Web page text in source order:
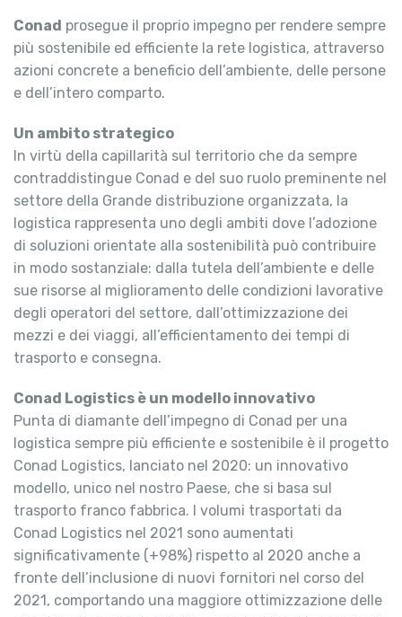
Conad prosegue il proprio impegno per rendere sempre
più sostenibile ed efficiente la rete logistica, attraverso
azioni concrete a beneficio dell’ambiente, delle persone
e dell’intero comparto.
Un ambito strategico
In virtù della capillarità sul territorio che da sempre
contraddistingue Conad e del suo ruolo preminente nel
settore della Grande distribuzione organizzata, la
logistica rappresenta uno degli ambiti dove l’adozione
di soluzioni orientate alla sostenibilità può contribuire
in modo sostanziale: dalla tutela dell’ambiente e delle
sue risorse al miglioramento delle condizioni lavorative
degli operatori del settore, dall’ottimizzazione dei
mezzi e dei viaggi, all’efficientamento dei tempi di
trasporto e consegna.
Conad Logistics è un modello innovativo
Punta di diamante dell’impegno di Conad per una
logistica sempre più efficiente e sostenibile è il progetto
Conad Logistics, lanciato nel 2020: un innovativo
modello, unico nel nostro Paese, che si basa sul
trasporto franco fabbrica. I volumi trasportati da
Conad Logistics nel 2021 sono aumentati
significativamente (+98%) rispetto al 2020 anche a
fronte dell’inclusione di nuovi fornitori nel corso del
2021, comportando una maggiore ottimizzazione delle